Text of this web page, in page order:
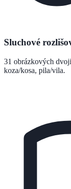
Sluchové
31 obrázkových
koza/kosa, pila/vila.